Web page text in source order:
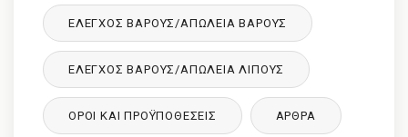
ΈΛΕΓΧΟΣ ΒΆΡΟΥΣ/ΑΠΏΛΕΙΑ ΒΆΡΟΥΣ
ΈΛΕΓΧΟΣ ΒΆΡΟΥΣ/ΑΠΏΛΕΙΑ ΛΊΠΟΥΣ
ΌΡΟΙ ΚΑΙ ΠΡΟΫΠΟΘΈΣΕΙΣ ΑΡΘΡΑ